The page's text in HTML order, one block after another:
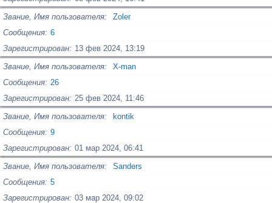
Звание, Имя пользователя
Zoler
Сообщения 6
Зарегистрирован
13 фев 2024, 13:19
Звание, Имя пользователя
X-man
Сообщения 26
Зарегистрирован 25 фев 2024, 11:46
Звание, Имя пользователя
kontik
Сообщения 9
Зарегистрирован 01 мар 2024, 06:41
Звание, Имя пользователя
Sanders
Сообщения 5
Зарегистрирован 03 мар 2024, 09:02